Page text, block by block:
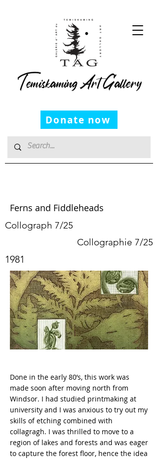
Donate now
Temiskaming Art Gallery
Ferns and Fiddleheads
Collograph 7/25
Collographie 7/25
1981
Done in the early 80’s, this work was
made soon after moving north from
Windsor. I had studied printmaking at
university and I was anxious to try out my
skills of etching combined with
collagragh. I was thrilled to move to a
region of lakes and forests and was eager
to capture the forest floor, hence the idea